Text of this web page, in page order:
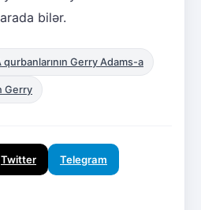
bilər.
qurbanlarının Gerry Adams-a
Gerry
Twitter Telegram